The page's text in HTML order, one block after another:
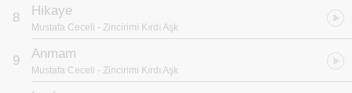
8 Hikaye
Mustafa Ceceli - Zincirimi Kırdı Aşk
9 Anmam
Mustafa Ceceli - Zincirimi Kırdı Aşk